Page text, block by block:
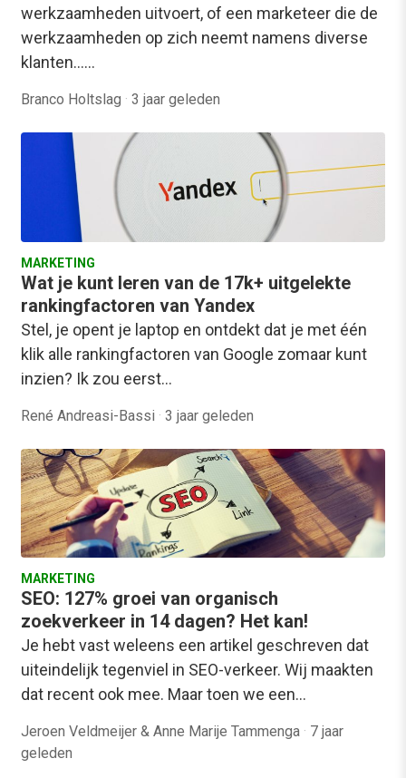
werkzaamheden uitvoert, of een marketeer die de
werkzaamheden op zich neemt namens diverse
klanten...…
Branco Holtslag · 3 jaar geleden
MARKETING
Wat je kunt leren van de 17k+ uitgelekte
rankingfactoren van Yandex
Stel, je opent je laptop en ontdekt dat je met één
klik alle rankingfactoren van Google zomaar kunt
inzien? Ik zou eerst…
René Andreasi-Bassi · 3 jaar geleden
MARKETING
SEO: 127% groei van organisch
zoekverkeer in 14 dagen? Het kan!
Je hebt vast weleens een artikel geschreven dat
uiteindelijk tegenviel in SEO-verkeer. Wij maakten
dat recent ook mee. Maar toen we een…
Jeroen Veldmeijer & Anne Marije Tammenga · 7 jaar
geleden